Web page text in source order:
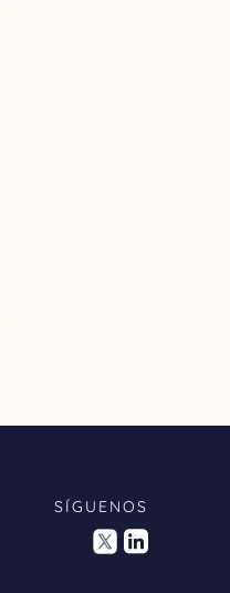
SÍGUENOS